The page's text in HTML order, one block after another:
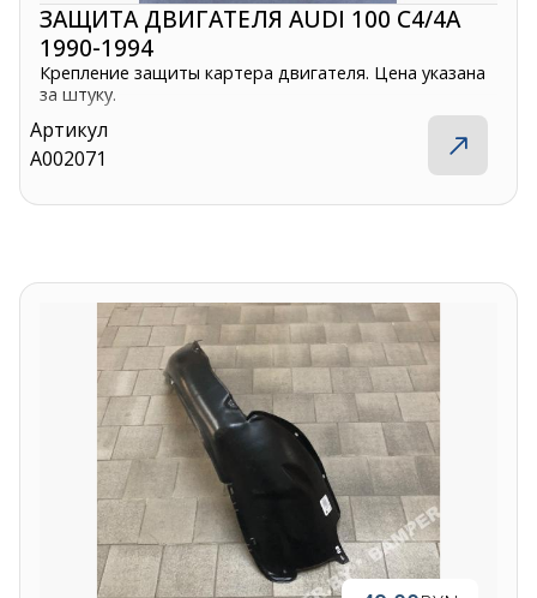
ЗАЩИТА ДВИГАТЕЛЯ AUDI 100 C4/4A
1990-1994
Крепление защиты картера двигателя. Цена указана
за штуку.
Артикул
A002071